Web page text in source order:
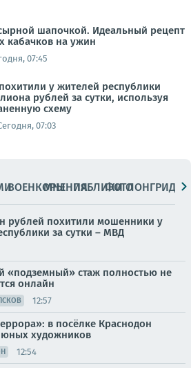
шапочкой. Идеальный рецепт
кабачков на ужин
07:45
у жителей республики
рублей за сутки, используя
схему
07:03
ВОЕНКОРЫМНЕНИЯПАБЛИКИ
ФОТОЛОНГРИДЫ
рублей похитили мошенники у
за сутки – МВД
«подземный» стаж полностью не
онлайн
12:57
в посёлке Краснодон
юных художников
12:54